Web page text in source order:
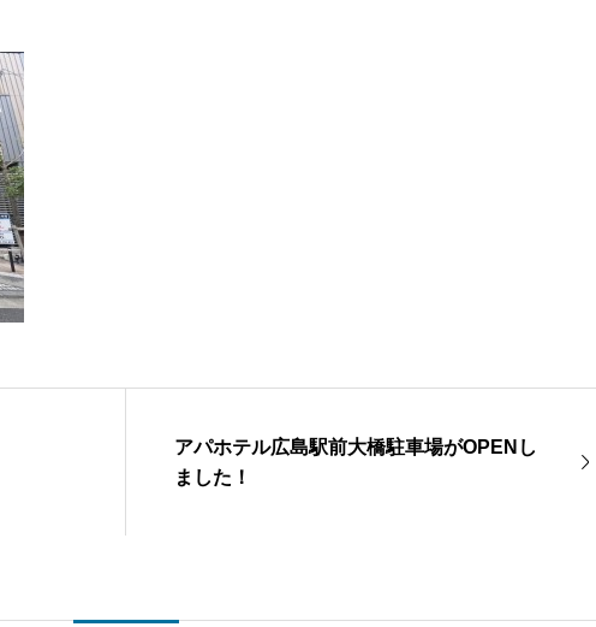
アパホテル広島駅前大橋駐車場がOPENし
ました！